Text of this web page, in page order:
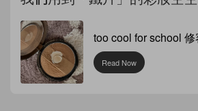
too cool for school 修
Read Now